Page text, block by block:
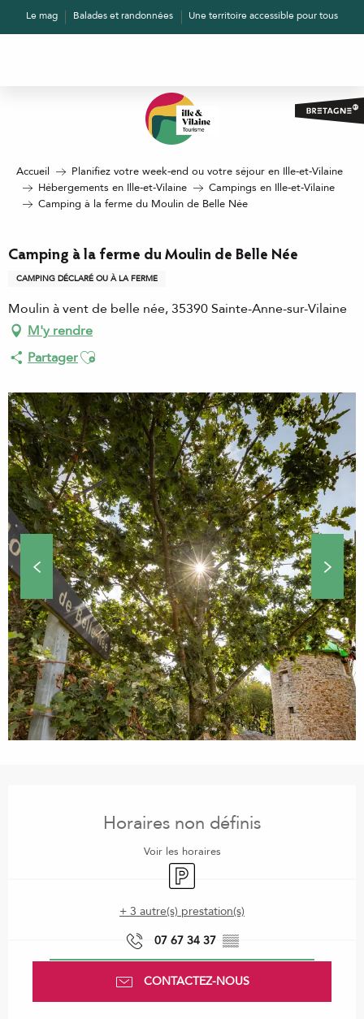
AllerLe mag Balades et randonnées Une territoire accessible pour tous
Accueil
Planifiez votre week-end ou votre séjour en Ille-et-Vilaine
Hébergements en Ille-et-Vilaine
Campings en Ille-et-Vilaine
Camping à la ferme du Moulin de Belle Née
Camping à la ferme du Moulin de Belle Née
CAMPING DÉCLARÉ OU À LA FERME
Moulin à vent de belle née, 35390 Sainte-Anne-sur-Vilaine
M'y rendre
PartagerAjouter aux favoris
Horaires non définis
Voir les horaires
Parking
+ 3 autre(s) prestation(s)
07 67 34 37 ▒▒
CONTACTEZ-NOUS